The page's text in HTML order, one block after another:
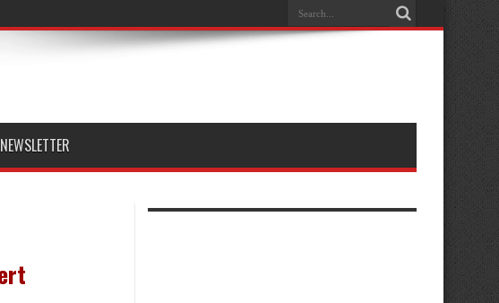
NEWSLETTER